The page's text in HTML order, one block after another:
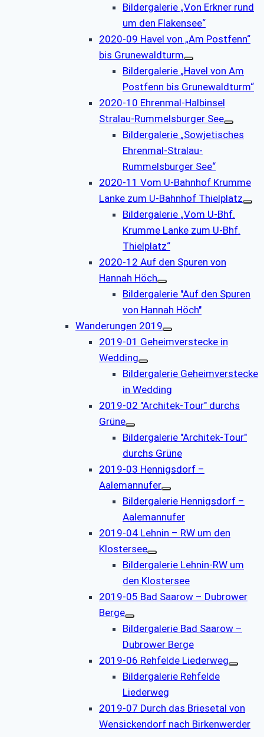
Bildergalerie „Von Erkner rund
um den Flakensee“
2020-09 Havel von „Am Postfenn“
bis Grunewaldturm
Bildergalerie „Havel von Am
Postfenn bis Grunewaldturm“
2020-10 Ehrenmal-Halbinsel
Stralau-Rummelsburger See
Bildergalerie „Sowjetisches
Ehrenmal-Stralau-
Rummelsburger See“
2020-11 Vom U-Bahnhof Krumme
Lanke zum U-Bahnhof Thielplatz
Bildergalerie „Vom U-Bhf.
Krumme Lanke zum U-Bhf.
Thielplatz“
2020-12 Auf den Spuren von
Hannah Höch
Bildergalerie "Auf den Spuren
von Hannah Höch"
Wanderungen 2019
2019-01 Geheimverstecke in
Wedding
Bildergalerie Geheimverstecke
in Wedding
2019-02 "Architek-Tour" durchs
Grüne
Bildergalerie "Architek-Tour"
durchs Grüne
2019-03 Hennigsdorf –
Aalemannufer
Bildergalerie Hennigsdorf –
Aalemannufer
2019-04 Lehnin – RW um den
Klostersee
Bildergalerie Lehnin-RW um
den Klostersee
2019-05 Bad Saarow – Dubrower
Berge
Bildergalerie Bad Saarow –
Dubrower Berge
2019-06 Rehfelde Liederweg
Bildergalerie Rehfelde
Liederweg
2019-07 Durch das Briesetal von
Wensickendorf nach Birkenwerder